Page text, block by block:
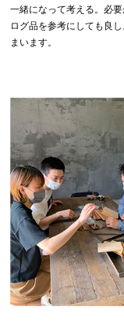
一緒になって考える。必
ログ品を参考にしても良
まいます。